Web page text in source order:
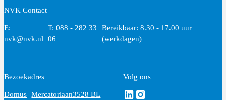
NVK Contact
E:
nvk@nvk.nl
T: 088 - 282 33
06
Bereikbaar: 8.30 - 17.00 uur
(werkdagen)
Bezoekadres
Domus Mercatorlaan3528 BL
Volg ons
Volg ons via Linkedin
Volg ons via Instagram